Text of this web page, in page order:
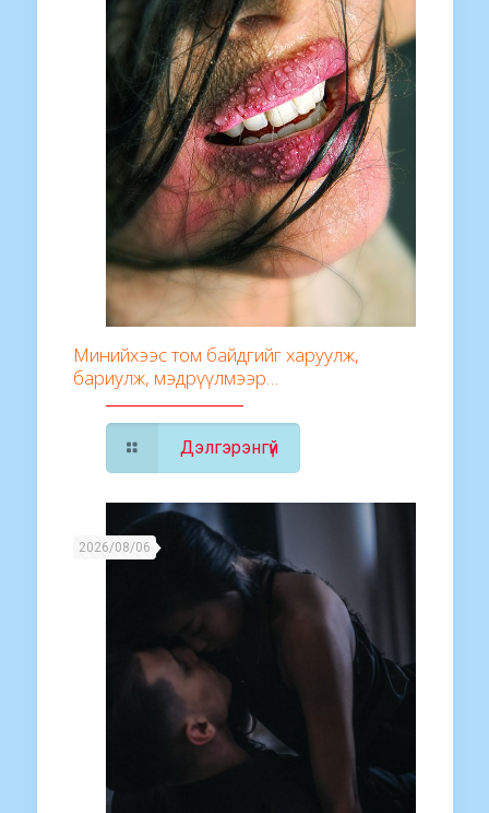
Минийхээс том байдгийг харуулж,
бариулж, мэдрүүлмээр…
Дэлгэрэнгүй
2026/08/06